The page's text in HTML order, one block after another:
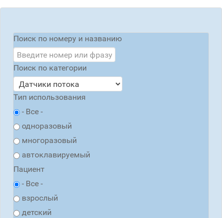
Поиск по номеру и названию
Поиск по категории
Тип использования
- Все -
одноразовый
многоразовый
автоклавируемый
Пациент
- Все -
взрослый
детский